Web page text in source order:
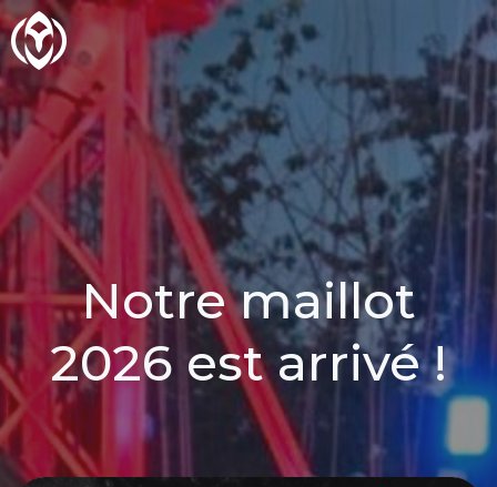
Aller
au
contenu
Notre maillot
2026 est arrivé !